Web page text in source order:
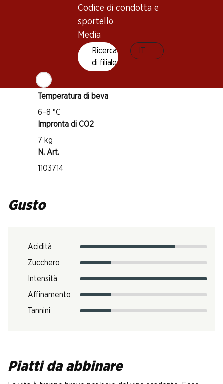
Codice di condotta e
sportello
Media
Ricerca
di filiale
Maturità di beva
Temperatura di beva
6–8 °C
Impronta di CO2
7 kg
N. Art.
1103714
Gusto
Acidità
Zucchero
Intensità
Affinamento
Tannini
Piatti da abbinare